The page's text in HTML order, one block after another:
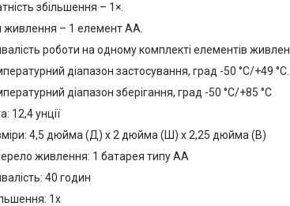
збільшення – 1×.
живлення – 1 елемент AA.
роботи на одному комплекті елементів
діапазон застосування, град -50 °C/+49 °C.
діапазон зберігання, град -50 °C/+85 °C
12,4 унції
4,5 дюйма (Д) x 2 дюйма (Ш) x 2,25 дюйма (В)
живлення: 1 батарея типу АА
40 годин
1x